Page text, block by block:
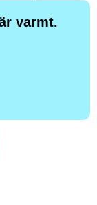
varmt.